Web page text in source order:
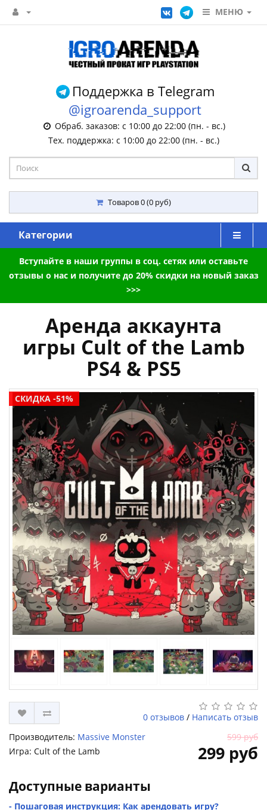
МЕНЮ
Поддержка в Telegram
@igroarenda_support
Обраб. заказов: с 10:00 до 22:00 (пн. - вс.)
Тех. поддержка: с 10:00 до 22:00 (пн. - вс.)
Товаров 0 (0 руб)
Категории
Вступайте в наши группы в соц. сетях или оставьте
отзывы о нас и получите до 20% скидки на новый заказ
>>>
Аренда аккаунта
игры Cult of the Lamb
PS4 & PS5
СКИДКА -51%
0 отзывов / Написать отзыв
Производитель: Massive Monster
Игра: Cult of the Lamb
599 руб
299 руб
Доступные варианты
- Пошаговая инструкция: Как арендовать игру?